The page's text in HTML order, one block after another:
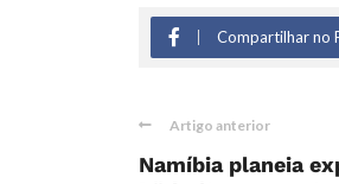
Compartilhar no
Artigo anterior
Namíbia planeia